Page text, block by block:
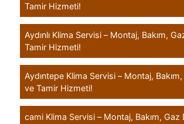
Tamir Hizmeti!
Aydınlı Klima Servisi – Montaj, Bakım,
Tamir Hizmeti!
Aydıntepe Klima Servisi – Montaj,
ve Tamir Hizmeti!
cami Klima Servisi – Montaj, Bakım, Gaz